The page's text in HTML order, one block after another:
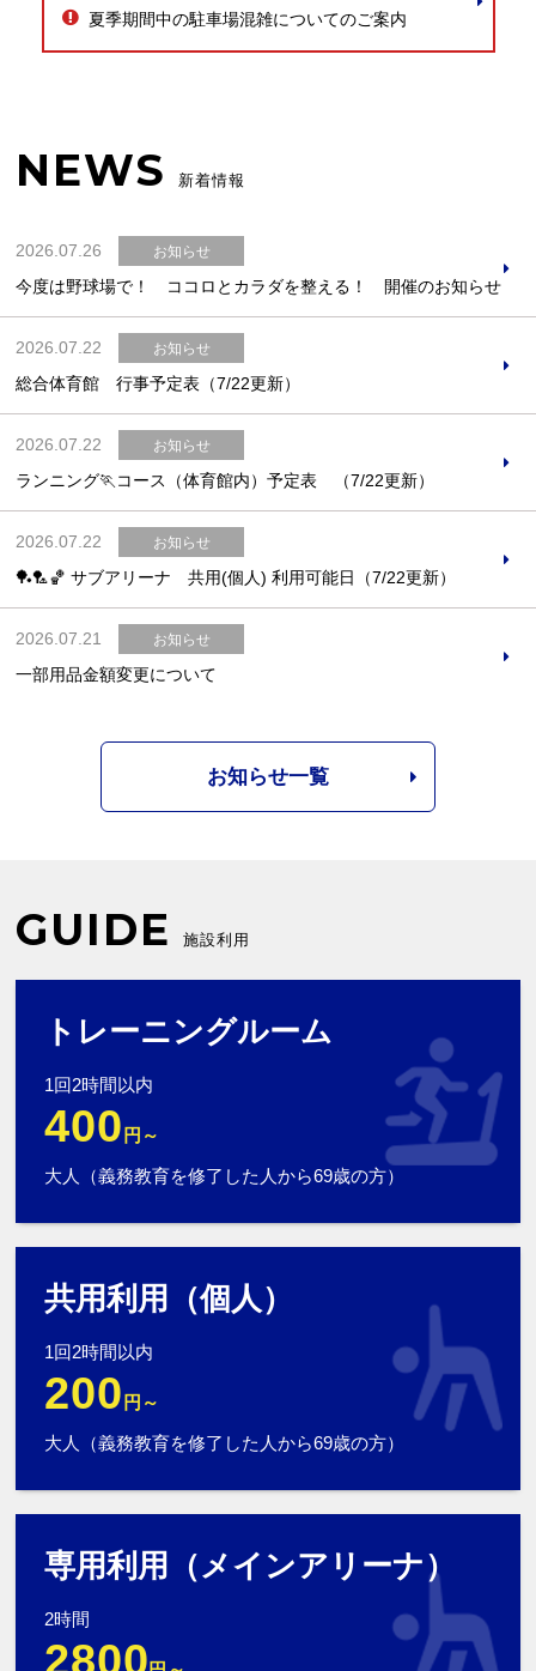
夏季期間中の駐車場混雑についてのご案内
NEWS 新着情報
2026.07.26 お知らせ
今度は野球場で！ ココロとカラダを整える！ 開催のお知らせ
2026.07.22 お知らせ
総合体育館 行事予定表（7/22更新）
2026.07.22 お知らせ
ランニング🏃コース（体育館内）予定表 （7/22更新）
2026.07.22 お知らせ
🏓🏸🏀 サブアリーナ 共用(個人) 利用可能日（7/22更新）
2026.07.21 お知らせ
一部用品金額変更について
お知らせ一覧
GUIDE 施設利用
トレーニングルーム
1回2時間以内
400 円～
大人（義務教育を修了した人から69歳の方）
共用利用（個人）
1回2時間以内
200 円～
大人（義務教育を修了した人から69歳の方）
専用利用（メインアリーナ）
2時間
2800